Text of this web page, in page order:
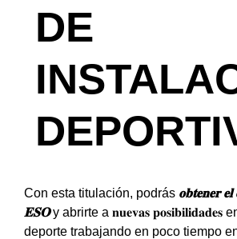
DE
Con esta titulación, podrás 𝐨𝐛𝐭𝐞𝐧𝐞𝐫 𝐞𝐥
𝐄𝐒𝐎y abrirte a 𝐧𝐮𝐞𝐯𝐚𝐬 𝐩𝐨𝐬𝐢𝐛𝐢𝐥𝐢𝐝𝐚𝐝𝐞𝐬
deporte trabajando en poco tiempo